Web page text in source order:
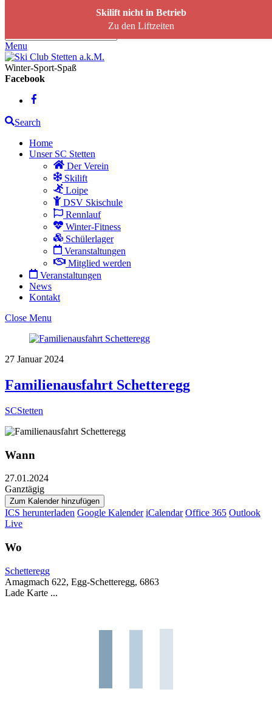
Menu
Winter-Sport-Spaß
Facebook
Search
Home
Unser SC Stetten
Der Verein
Skilift
Loipe
DSV Skischule
Rennlauf
Winter-Fitness
Schülerlager
Veranstaltungen
Mitglied werden
Veranstaltungen
News
Kontakt
Close Menu
27 Januar 2024
Familienausfahrt Schetteregg
SCStetten
Wann
27.01.2024
Ganztägig
Zum Kalender hinzufügen
ICS herunterladen Google Kalender iCalendar Office 365 Outlook
Live
Wo
Schetteregg
Amagmach 622, Egg-Schetteregg, 6863
Lade Karte ...
Skilift nicht in Betrieb
Zu den Liftzeiten